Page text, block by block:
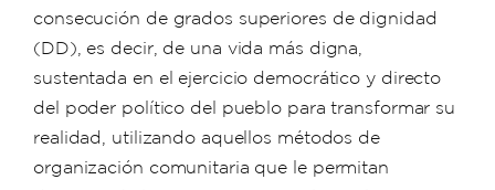
consecución de grados superiores de dignidad
(DD), es decir, de una vida más digna,
sustentada en el ejercicio democrático y directo
del poder político del pueblo para transformar su
realidad, utilizando aquellos métodos de
organización comunitaria que le permitan